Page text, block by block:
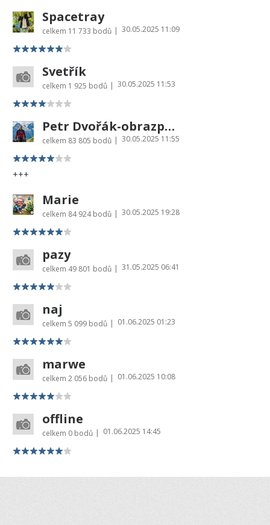
Spacetray
celkem 11 733 bodů | 30.05.2025 11:09
Svetřík
celkem 1 925 bodů | 30.05.2025 11:53
Petr Dvořák-obrazprovas.cz
celkem 83 805 bodů | 30.05.2025 11:55
+++
Marie
celkem 84 924 bodů | 30.05.2025 19:28
pazy
celkem 49 801 bodů | 31.05.2025 06:41
naj
celkem 5 099 bodů | 01.06.2025 01:23
marwe
celkem 2 056 bodů | 01.06.2025 10:08
offline
celkem 0 bodů | 01.06.2025 14:45